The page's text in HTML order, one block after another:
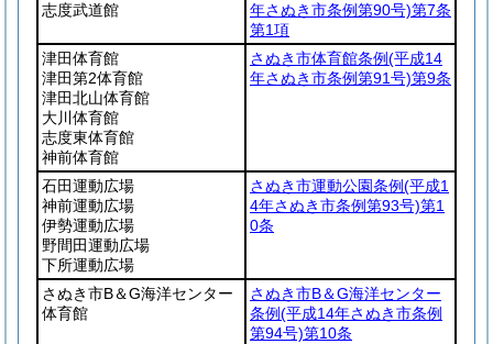
志度武道館
年さぬき市条例第90号)第7条
第1項
津田体育館
津田第2体育館
津田北山体育館
大川体育館
志度東体育館
神前体育館
さぬき市体育館条例(平成14
年さぬき市条例第91号)第9条
石田運動広場
神前運動広場
伊勢運動広場
野間田運動広場
下所運動広場
さぬき市運動公園条例(平成1
4年さぬき市条例第93号)第1
0条
さぬき市B＆G海洋センター
体育館
さぬき市B＆G海洋センター
条例(平成14年さぬき市条例
第94号)第10条